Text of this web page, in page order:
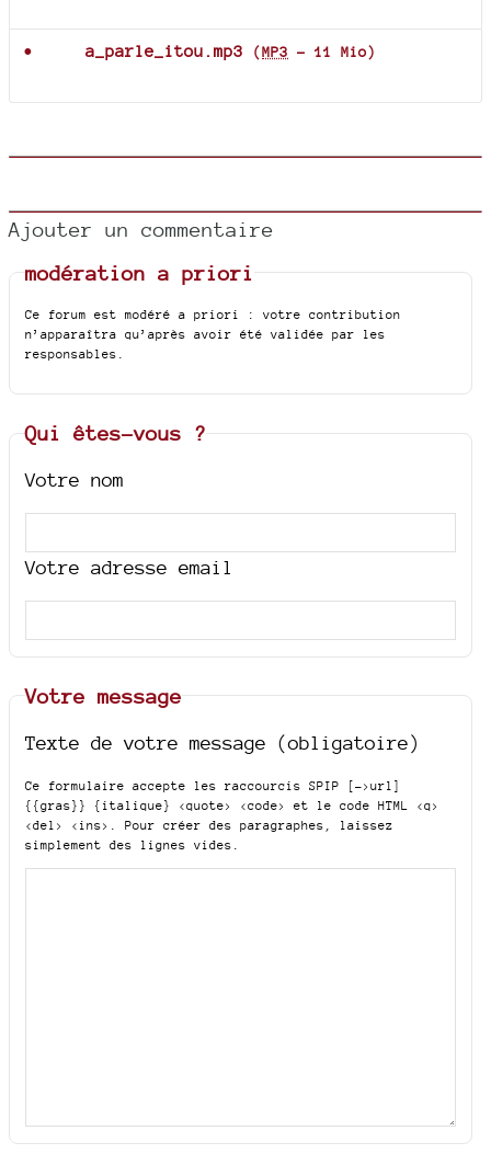
a_parle_itou.mp3 (MP3 - 11 Mio)
Ajouter un commentaire
modération a priori
Ce forum est modéré a priori : votre contribution
n’apparaîtra qu’après avoir été validée par les
responsables.
Qui êtes-vous ?
Votre nom
Votre adresse email
Votre message
Texte de votre message (obligatoire)
Ce formulaire accepte les raccourcis SPIP
[->url]
{{gras}} {italique} <quote> <code>
et le code HTML <q>
<del> <ins> . Pour créer des paragraphes, laissez
simplement des lignes vides.